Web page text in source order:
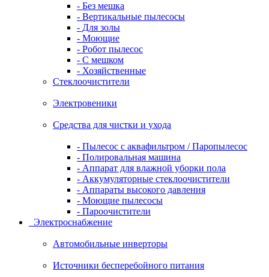
- Без мешка
- Вертикальные пылесосы
- Для золы
- Моющие
- Робот пылесос
- С мешком
- Хозяйственные
Стеклоочистители
Электровеники
Средства для чистки и ухода
- Пылесос с аквафильтром / Паропылесос
- Полировальная машина
- Аппарат для влажной уборки пола
- Аккумуляторные стеклоочистители
- Аппараты высокого давления
- Моющие пылесосы
- Пароочистители
Электроснабжение
Автомобильные инверторы
Источники бесперебойного питания